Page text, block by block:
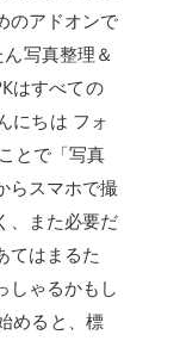
のアドオンで
写真整理＆
はすべての
にちは フォ
とで「写真
らスマホで撮
、また必要だ
てはまるた
しゃるかもし
めると、標